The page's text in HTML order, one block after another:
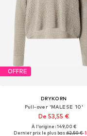
OFFRE
DRYKORN
Pull-over 'MALESE 10'
De 53,55 €
À l'origine : 149,00 €
Dernier prix le plus bas :62,50 €-